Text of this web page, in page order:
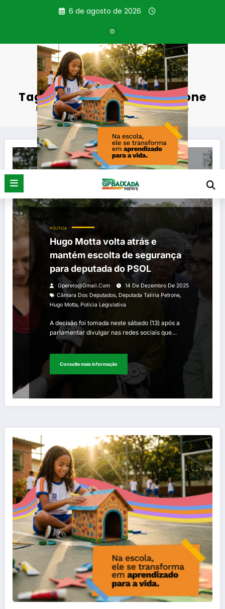
6 de agosto de 2026
Tag: deputada Talíria Petrone
Página inicial deputada Talíria Petrone
POLÍTICA
Hugo Motta volta atrás e
mantém escolta de segurança
para deputada do PSOL
Gperelo@gmail.com
14 De Dezembro De 2025
Câmara Dos Deputados, Deputada Talíria Petrone,
Hugo Motta, Polícia Legislativa
A decisão foi tomada neste sábado (13) após a
parlamentar divulgar nas redes sociais que…
Consulte mais informação